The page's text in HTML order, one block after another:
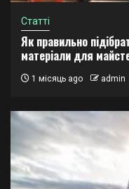
Статті
Як правильно
матеріали для
1 місяць ago admin